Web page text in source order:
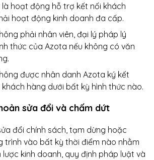
hoạt động hỗ trợ kết nối khách
hoạt động kinh doanh đa cấp.
phải nhân viên, đại lý pháp lý
thức của Azota nếu không có văn
được nhân danh Azota ký kết
hàng dưới bất kỳ hình thức nào.
sửa đổi và chấm dứt
đổi chính sách, tạm dừng hoặc
trình vào bất kỳ thời điểm nào nhằm
lược kinh doanh, quy định pháp luật và